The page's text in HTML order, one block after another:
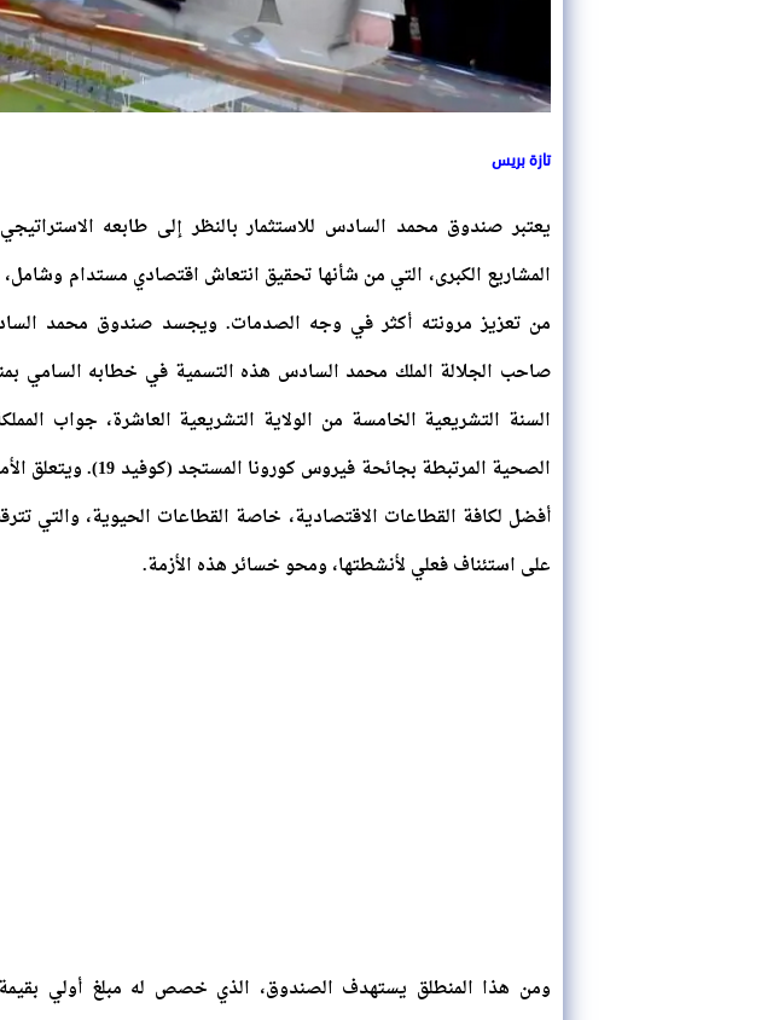
تازة بريس
يعتبر صندوق محمد السادس للاستثمار بالنظر إلى طابعه الاستراتيجي
المشاريع الكبرى، التي من شأنها تحقيق انتعاش اقتصادي مستدام
من تعزيز مرونته أكثر في وجه الصدمات. ويجسد صندوق محمد
صاحب الجلالة الملك محمد السادس هذه التسمية في خطابه السامي
السنة التشريعية الخامسة من الولاية التشريعية العاشرة، جواب
الصحية المرتبطة بجائحة
أفضل لكافة القطاعات الاقتصادية، خاصة القطاعات الحيوية، والتي
على استئناف فعلي لأنشطتها، ومحو خسائر هذه الأزمة.